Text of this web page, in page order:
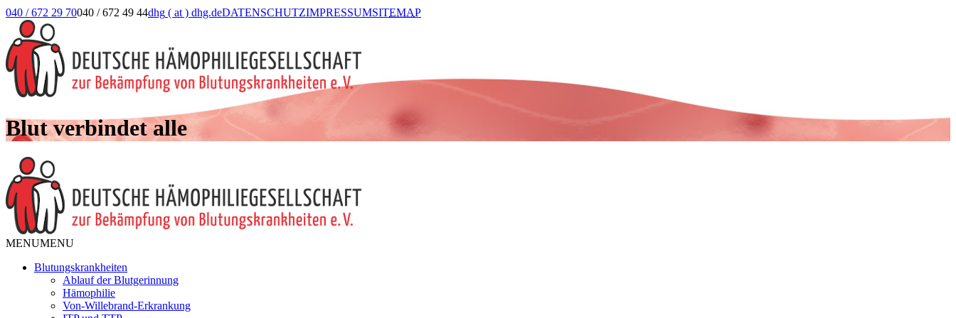
040 / 672 29 70040 / 672 49 44dhg ( at ) dhg.deDATENSCHUTZIMPRESSUMSITEMAP
Blut verbindet alle
MENUMENU
Blutungskrankheiten
Ablauf der Blutgerinnung
Hämophilie
Von-Willebrand-Erkrankung